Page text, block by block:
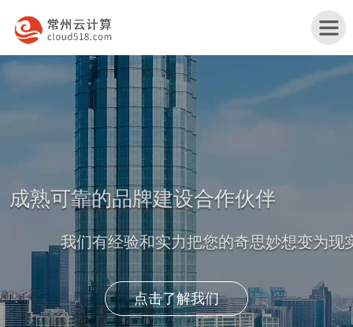
品
服
行
解
方
站
版
服
案
于
联
成熟可靠的品牌建设合作伙伴
我们有经验和实力把您的奇思妙想变为现实
点击了解我们